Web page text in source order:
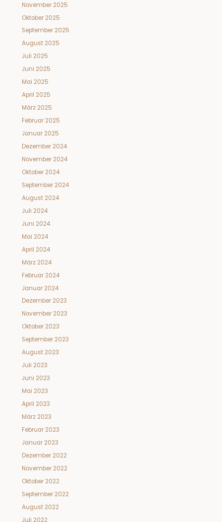
November 2025
Oktober 2025
September 2025
August 2025
Juli 2025
Juni 2025
Mai 2025
April 2025
März 2025
Februar 2025
Januar 2025
Dezember 2024
November 2024
Oktober 2024
September 2024
August 2024
Juli 2024
Juni 2024
Mai 2024
April 2024
März 2024
Februar 2024
Januar 2024
Dezember 2023
November 2023
Oktober 2023
September 2023
August 2023
Juli 2023
Juni 2023
Mai 2023
April 2023
März 2023
Februar 2023
Januar 2023
Dezember 2022
November 2022
Oktober 2022
September 2022
August 2022
Juli 2022